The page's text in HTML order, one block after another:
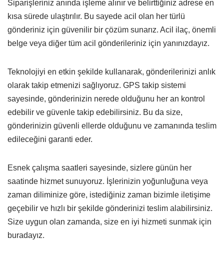
Siparişleriniz anında işleme alınır ve belirttiğiniz adrese en
kısa sürede ulaştırılır. Bu sayede acil olan her türlü
gönderiniz için güvenilir bir çözüm sunarız. Acil ilaç, önemli
belge veya diğer tüm acil gönderileriniz için yanınızdayız.
Teknolojiyi en etkin şekilde kullanarak, gönderilerinizi anlık
olarak takip etmenizi sağlıyoruz. GPS takip sistemi
sayesinde, gönderinizin nerede olduğunu her an kontrol
edebilir ve güvenle takip edebilirsiniz. Bu da size,
gönderinizin güvenli ellerde olduğunu ve zamanında teslim
edileceğini garanti eder.
Esnek çalışma saatleri sayesinde, sizlere günün her
saatinde hizmet sunuyoruz. İşlerinizin yoğunluğuna veya
zaman diliminize göre, istediğiniz zaman bizimle iletişime
geçebilir ve hızlı bir şekilde gönderinizi teslim alabilirsiniz.
Size uygun olan zamanda, size en iyi hizmeti sunmak için
buradayız.